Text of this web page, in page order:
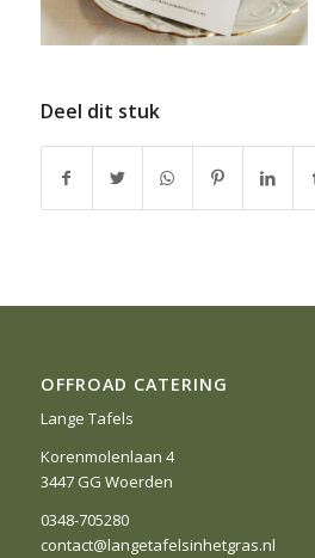
Deel dit stuk
OFFROAD CATERING
Lange Tafels
Korenmolenlaan 4
3447 GG Woerden
0348-705280
contact@langetafelsinhetgras.nl